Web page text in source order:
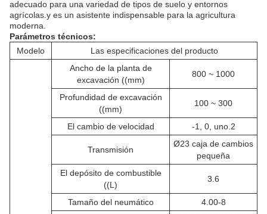
adecuado para una variedad de tipos de suelo y entornos
agrícolas.y es un asistente indispensable para la agricultura
moderna.
Parámetros técnicos:
Modelo
Las especificaciones del producto
Ancho de la planta de
excavación ((mm)
800 ~ 1000
Profundidad de excavación
((mm)
100 ~ 300
El cambio de velocidad -1, 0, uno.2
Transmisión
Ø23 caja de cambios
pequeña
El depósito de combustible
((L)
3.6
Tamaño del neumático 4.00-8